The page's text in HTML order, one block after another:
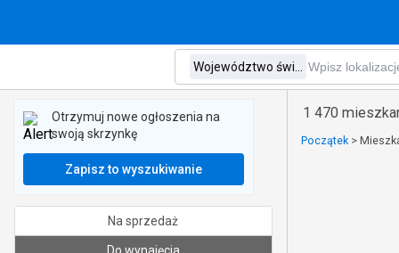
1 470
Początek >
Otrzymuj nowe ogłoszenia na
swoją skrzynkę
Zapisz to wyszukiwanie
Na sprzedaż